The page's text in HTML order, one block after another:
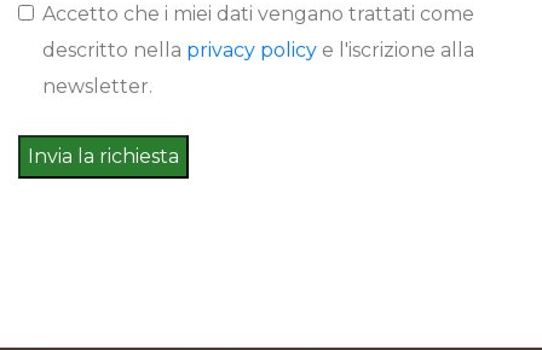
Accetto che i miei dati vengano trattati come
descritto nella privacy policy e l'iscrizione alla
newsletter.
Invia la richiesta